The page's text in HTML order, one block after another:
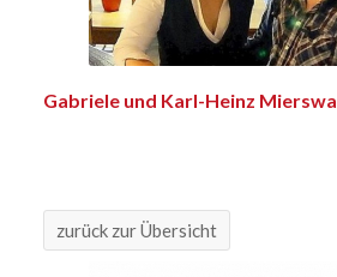
Gabriele und Karl-Heinz Mierswa
zurück zur Übersicht